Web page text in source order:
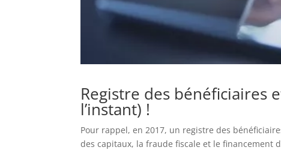
Registre des bénéficiaires
l’instant) !
Pour rappel, en 2017, un registre des
des capitaux, la fraude fiscale et le financement